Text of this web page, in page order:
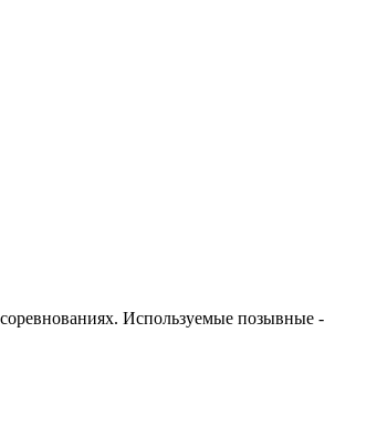
Используемые позывные -